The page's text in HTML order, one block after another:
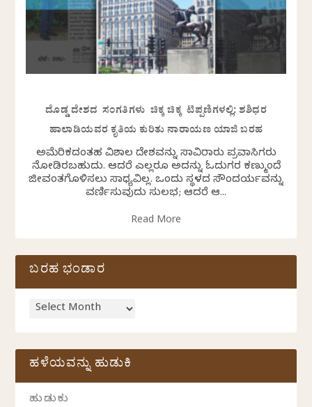
ದೊಡ್ಡ ದೇಶದ ಸಂಗತಿಗಳು ಚಿಕ್ಕ ಚಿಕ್ಕ ಟಿಪ್ಪಣಿಗಳಲ್ಲಿ: ಶಶಿಧರ
ಹಾಲಾಡಿಯವರ ಕೃತಿಯ ಕುರಿತು ನಾರಾಯಣ ಯಾಜಿ ಬರಹ
ಅಮೆರಿಕದಂತಹ ವಿಶಾಲ ದೇಶವನ್ನು ಸಾವಿರಾರು ಪ್ರವಾಸಿಗರು
ನೋಡಿರಬಹುದು. ಆದರೆ ಎಲ್ಲರೂ ಅದನ್ನು ಓದುಗರ ಕಣ್ಮುಂದೆ
ಜೀವಂತಗೊಳಿಸಲು ಸಾಧ್ಯವಿಲ್ಲ. ಒಂದು ಸ್ಥಳದ ಸೌಂದರ್ಯವನ್ನು
ವರ್ಣಿಸುವುದು ಸುಲಭ; ಆದರೆ ಆ...
Read More
ಬರಹ ಭಂಡಾರ
ಹಳೆಯವನ್ನು ಹುಡುಕಿ